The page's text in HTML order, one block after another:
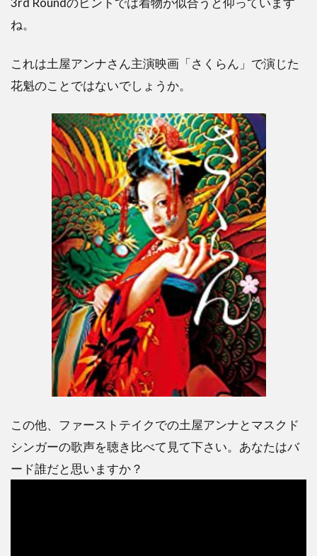
ね。
これは土屋アンナさん主演映画「さくらん」で演じた
花魁のことではないでしょうか。
この他、ファーストテイクでの土屋アンナとマスクド
シンガーの歌声を聴き比べて見て下さい。あなたはバ
ード誰だと思いますか？